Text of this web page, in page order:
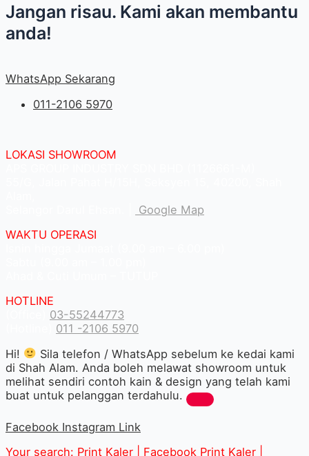
Jangan risau. Kami akan membantu
anda!
WhatsApp Sekarang
011-2106 5970
LOKASI SHOWROOM
Google Map
WAKTU OPERASI
HOTLINE
03-55244773
011 -2106 5970
Hi!
Sila telefon / WhatsApp sebelum ke kedai kami
di Shah Alam. Anda boleh melawat showroom untuk
melihat sendiri contoh kain & design yang telah kami
buat untuk pelanggan terdahulu.
Facebook Instagram Link
Your search: Print Kaler | Facebook Print Kaler